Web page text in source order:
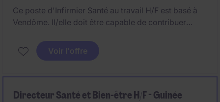
Ce poste d'Infirmier Santé au travail H/F est basé à
Vendôme. Il/elle doit être capable de contribuer
professionnels et à la promotion de la santé au sein
d'un environnement industriel. Vous serez chargé(e)
Voir l'offre
Directeur Santé et Bien-être H/F - Guinée